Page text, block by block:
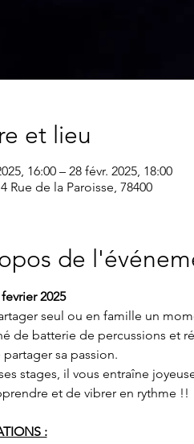
et lieu
16:00 – 28 févr. 2025, 18:00
Rue de la Paroisse, 78400
de
2025
seul ou en famille un
de batterie de percussions et
sa passion.
stages, il vous entraîne
et de vibrer en rythme !!
: